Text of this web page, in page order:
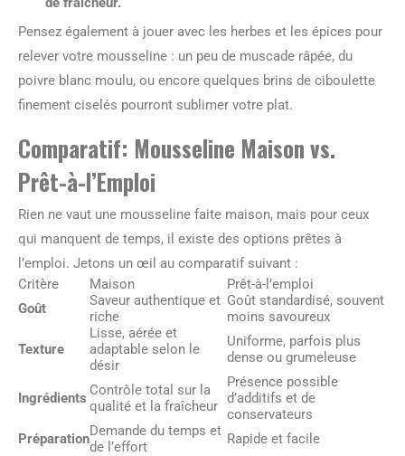
Pensez également à jouer avec les herbes et les épices pour
relever votre mousseline : un peu de muscade râpée, du
poivre blanc moulu, ou encore quelques brins de ciboulette
finement ciselés pourront sublimer votre plat.
Comparatif: Mousseline Maison vs.
Prêt-à-l’Emploi
Rien ne vaut une mousseline faite maison, mais pour ceux
qui manquent de temps, il existe des options prêtes à
l’emploi. Jetons un œil au comparatif suivant :
Critère
Maison
Prêt-à-l’emploi
Goût
Saveur authentique et
riche
Goût standardisé, souvent
moins savoureux
Texture
Lisse, aérée et
adaptable selon le
désir
Uniforme, parfois plus
dense ou grumeleuse
Ingrédients Contrôle total sur la
qualité et la fraîcheur
Présence possible
d’additifs et de
conservateurs
PréparationDemande du temps et
de l’effort
Rapide et facile